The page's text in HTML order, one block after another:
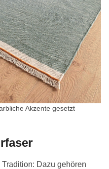
Akzente gesetzt
Dazu gehören